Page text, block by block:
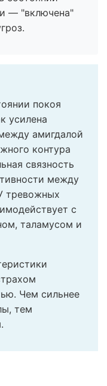
— "включена"
покоя
усилена
амигдалой
контура
связность
между
тревожных
с
таламусом и
Чем сильнее
тем